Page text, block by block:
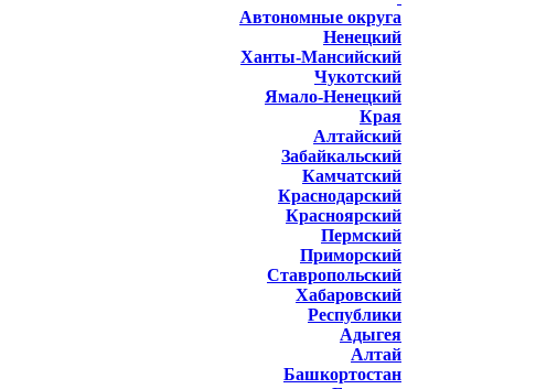
Автономные округа
Ненецкий
Ханты-Мансийский
Чукотский
Ямало-Ненецкий
Края
Алтайский
Забайкальский
Камчатский
Краснодарский
Красноярский
Пермский
Приморский
Ставропольский
Хабаровский
Республики
Адыгея
Алтай
Башкортостан